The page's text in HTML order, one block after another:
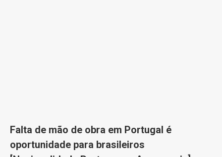
Falta de mão de obra em Portugal é
oportunidade para brasileiros